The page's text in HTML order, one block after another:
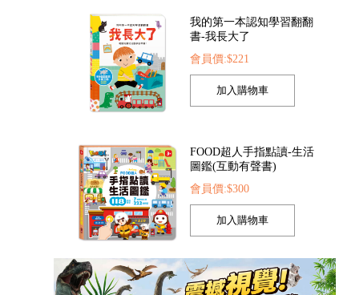
FOOD超人手指點讀-生活
圖鑑(互動有聲書)
會員價:$300
孩子的第一套認知拼圖-動
物王國
會員價:$221